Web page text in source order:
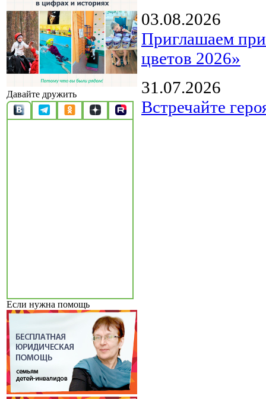
Давайте дружить
Если нужна помощь
03.08.2026
Приглашаем
цветов 2026»
31.07.2026
Встречайте